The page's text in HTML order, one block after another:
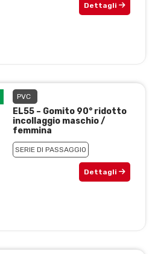
Dettagli
PVC
EL55 – Gomito 90° ridotto
incollaggio maschio /
femmina
SERIE DI PASSAGGIO
Dettagli